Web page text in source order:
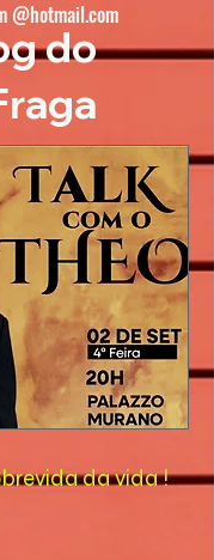
da vida !
do
@hotmail.com